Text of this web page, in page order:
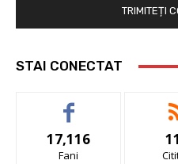
STAI CONECTAT
17,116
Fani